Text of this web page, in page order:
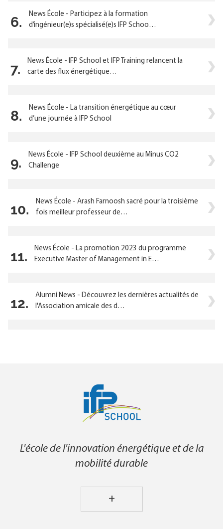
6.
News École - Participez à la formation
d’ingénieur(e)s spécialisé(e)s IFP Schoo…
7.
News École - IFP School et IFP Training relancent la
carte des flux énergétique…
8.
News École - La transition énergétique au cœur
d’une journée à IFP School
9.
News École - IFP School deuxième au Minus CO2
Challenge
10.
News École - Arash Farnoosh sacré pour la troisième
fois meilleur professeur de…
11.
News École - La promotion 2023 du programme
Executive Master of Management in E…
12.
Alumni News - Découvrez les dernières actualités de
l'Association amicale des d…
L'école de l'innovation énergétique et de la
mobilité durable
+